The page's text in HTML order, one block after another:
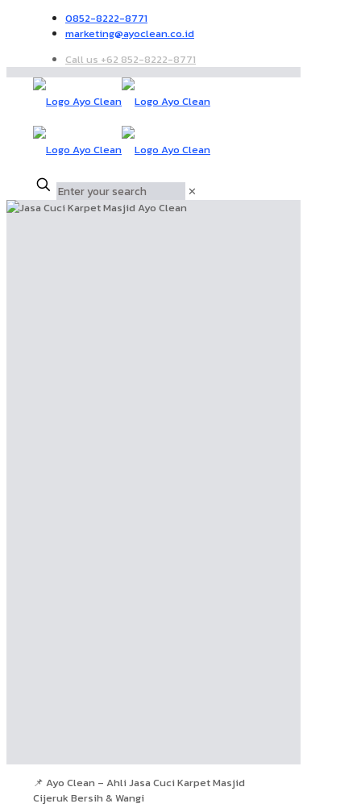
0852-8222-8771
marketing@ayoclean.co.id
Call us +62 852-8222-8771
✕
📌 Ayo Clean – Ahli Jasa Cuci Karpet Masjid
Cijeruk Bersih & Wangi